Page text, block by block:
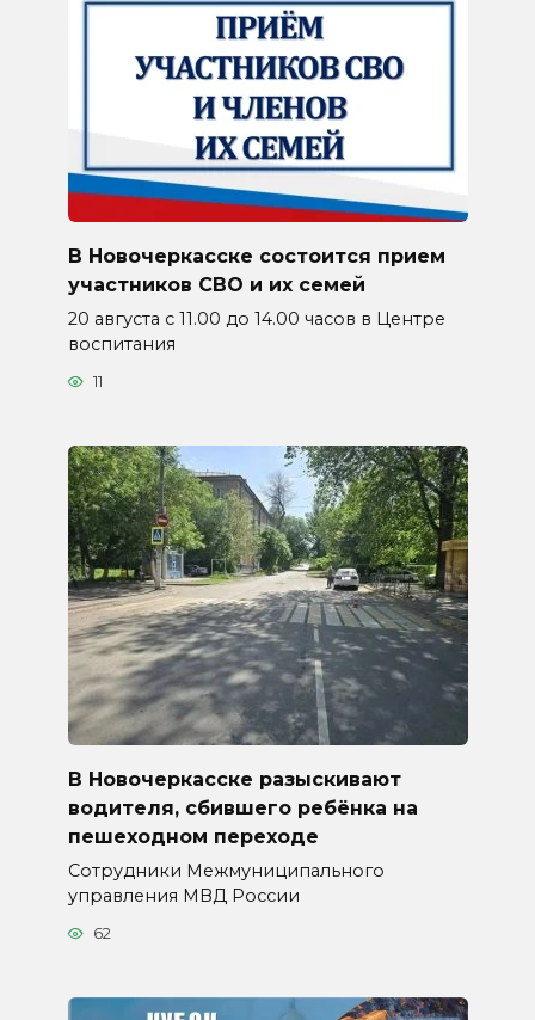
В Новочеркасске состоится прием
участников СВО и их семей
20 августа с 11.00 до 14.00 часов в Центре
воспитания
11
В Новочеркасске разыскивают
водителя, сбившего ребёнка на
пешеходном переходе
Сотрудники Межмуниципального
управления МВД России
62